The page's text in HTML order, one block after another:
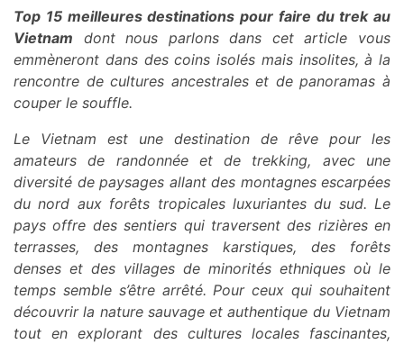
Top 15 meilleures destinations pour faire du trek au
Vietnam dont nous parlons dans cet article vous
emmèneront dans des coins isolés mais insolites, à la
rencontre de cultures ancestrales et de panoramas à
couper le souffle.
Le Vietnam est une destination de rêve pour les
amateurs de randonnée et de trekking, avec une
diversité de paysages allant des montagnes escarpées
du nord aux forêts tropicales luxuriantes du sud. Le
pays offre des sentiers qui traversent des rizières en
terrasses, des montagnes karstiques, des forêts
denses et des villages de minorités ethniques où le
temps semble s’être arrêté. Pour ceux qui souhaitent
découvrir la nature sauvage et authentique du Vietnam
tout en explorant des cultures locales fascinantes,